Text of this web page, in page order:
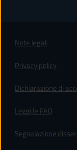
Note legali
Privacy policy
Dichiarazione di
Leggi le FAQ
Segnalazione